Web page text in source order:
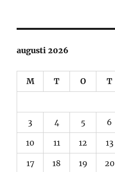
augusti 2026
M T O T
3 4 5 6
10 11 12 13
17 18 19 20